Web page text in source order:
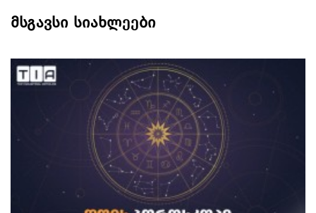
მსგავსი სიახლეები